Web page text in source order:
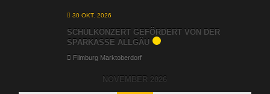
30 OKT. 2026
SCHULKONZERT GEFÖRDERT VON DER
SPARKASSE ALLGÄU
Filmburg Marktoberdorf
NOVEMBER 2026